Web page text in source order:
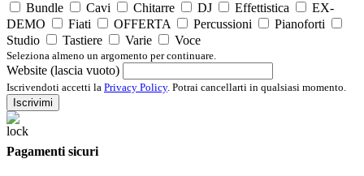
Bundle
Cavi Chitarre DJ Effettistica
EX-
DEMO
Fiati OFFERTA Percussioni
Pianoforti
Studio
Tastiere Varie Voce
Seleziona almeno un argomento per continuare.
Website (lascia vuoto)
Iscrivendoti accetti la Privacy Policy. Potrai cancellarti in qualsiasi momento.
Iscrivimi
Pagamenti sicuri